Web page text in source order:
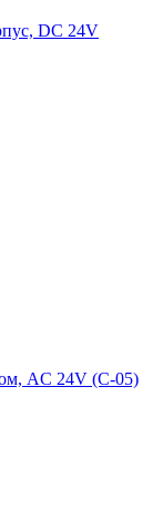
DC 24V
AC 24V (C-05)